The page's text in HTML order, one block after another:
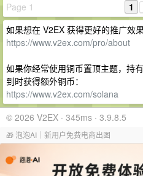
Page 1 1
如果想在 V2EX 获得更好的推广效
https://www.v2ex.com/pro/about
如果你经常使用铜币置顶主题，持
到时获得额外铜币：
https://www.v2ex.com/solana
© 2026 V2EX · 345ms · 3.9.8.5
🎁 泡泡AI｜新用户免费电商出图